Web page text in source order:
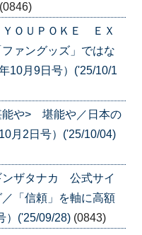
(0846)
ＯＵＰＯＫＥ ＥＸ
ァングッズ」ではな
10月9日号）('25/10/1
能や> 堪能や／日本の
月2日号）('25/10/04)
ンザタナカ 公式サイ
「信頼」を軸に高額
）('25/09/28) (0843)